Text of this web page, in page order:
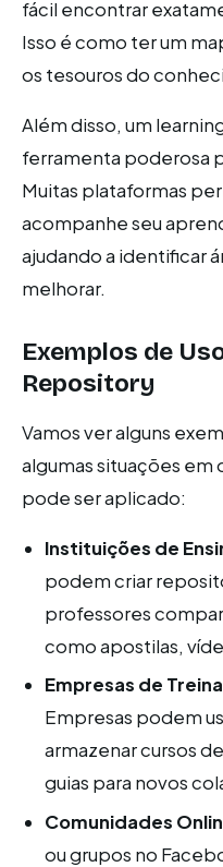
fácil encontrar
Isso é como ter um
os tesouros do
Além disso, um
ferramenta poderosa
Muitas plataformas
acompanhe seu
ajudando a identificar
melhorar.
Exemplos de
Repository
Vamos ver alguns
algumas situações em
pode ser aplicado:
Instituições de
podem criar
professores
como apostilas,
Empresas de
Empresas podem
armazenar cursos
guias para novos
Comunidades
ou grupos no